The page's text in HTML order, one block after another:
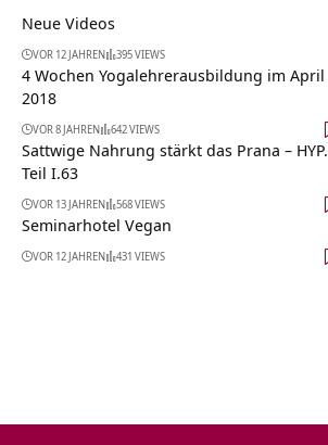
Neue Videos
VOR 12 JAHREN 395 VIEWS
4 Wochen Yogalehrerausbildung im April
2018
VOR 8 JAHREN 642 VIEWS
Sattwige Nahrung stärkt das Prana – HYP.
Teil I.63
VOR 13 JAHREN 568 VIEWS
Seminarhotel Vegan
VOR 12 JAHREN 431 VIEWS